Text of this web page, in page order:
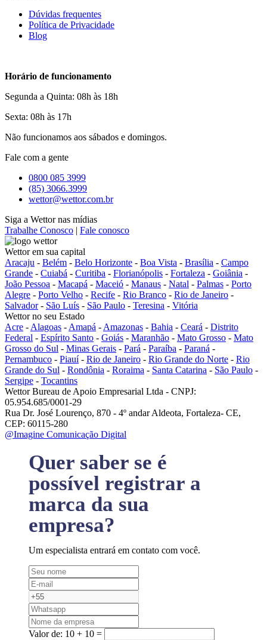
Dúvidas frequentes
Política de Privacidade
Blog
Horário de funcionamento
Segunda a Quinta: 08h às 18h
Sexta: 08h às 17h
Não funcionamos aos sábados e domingos.
Fale com a gente
0800 085 3999
(85) 3066.3999
wettor@wettor.com.br
Siga a Wettor nas mídias
Trabalhe Conosco | Fale conosco
Wettor em sua capital
Aracaju - Belém - Belo Horizonte - Boa Vista - Brasília - Campo
Grande - Cuiabá - Curitiba - Florianópolis - Fortaleza - Goiânia -
João Pessoa - Macapá - Maceió - Manaus - Natal - Palmas - Porto
Alegre - Porto Velho - Recife - Rio Branco - Rio de Janeiro -
Salvador- São Luís - São Paulo - Teresina - Vitória
Wettor no seu Estado
Acre - Alagoas - Amapá - Amazonas - Bahia - Ceará - Distrito
Federal - Espírito Santo - Goiás - Maranhão - Mato Grosso - Mato
Grosso do Sul - Minas Gerais - Pará - Paraíba - Paraná -
Pernambuco - Piauí- Rio de Janeiro - Rio Grande do Norte - Rio
Grande do Sul - Rondônia - Roraima - Santa Catarina - São Paulo -
Sergipe - Tocantins
Wettor Bureau de Apoio Empresarial Ltda - CNPJ:
05.954.685/0001-29
Rua Dr. José Lourenço, 870 - 4º andar Aldeota, Fortaleza- CE,
CEP: 60115-280
@Imagine Comunicação Digital
Quer saber se é
possível registrar a
marca da sua
empresa?
Um especialista entrará em contato com você.
Valor de: 10 + 10 =